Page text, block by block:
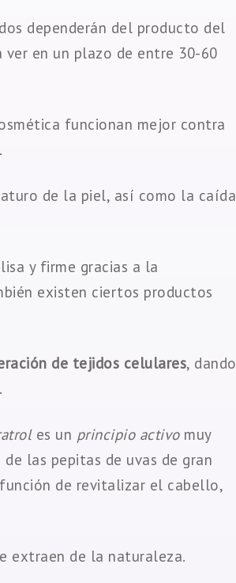
dependerán del producto del
ver en un plazo de entre 30-60
funcionan mejor contra
de la piel, así como la caída
y firme gracias a la
existen ciertos productos
de tejidos celulares, dando
es un principio activomuy
las pepitas de uvas de gran
de revitalizar el cabello,
extraen de la naturaleza.